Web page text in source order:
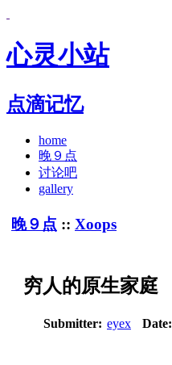
心灵小站
点滴记忆
home
晚９点
讨论吧
gallery
晚９点 :: Xoops
穷人的原生家庭
Submitter: eyex Date: